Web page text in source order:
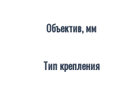
Объектив, мм
Тип крепления